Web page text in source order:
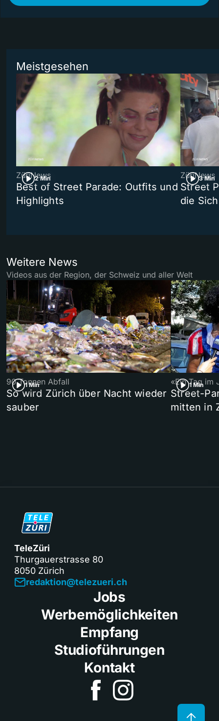
Meistgesehen
2 Min
ZüriNews
Best of Street Parade: Outfits und
Highlights
3 Min
ZüriNews
Street
die
Weitere News
Videos aus der Region, der Schweiz und aller Welt
1 Min
90 Tonnen Abfall
So wird Zürich über Nacht wieder
sauber
1 Min
«Ein Tag im
Street-
mitten in
TeleZüri
Thurgauerstrasse 80
8050 Zürich
redaktion@telezueri.ch
Jobs
Werbemöglichkeiten
Empfang
Studioführungen
Kontakt